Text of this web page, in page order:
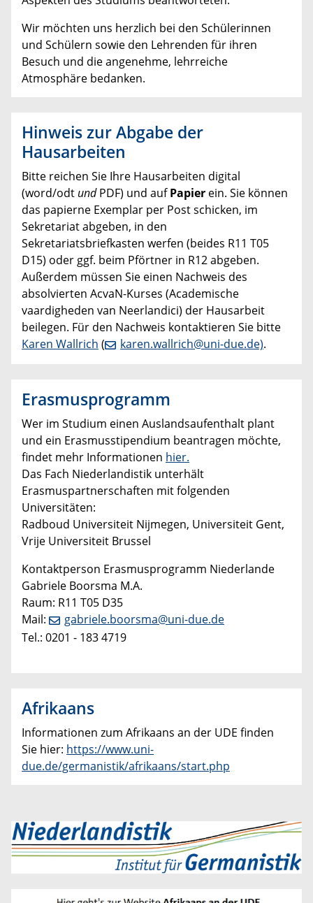
Wir möchten uns herzlich bei den Schülerinnen
und Schülern sowie den Lehrenden für ihren
Besuch und die angenehme, lehrreiche
Atmosphäre bedanken.
Hinweis zur Abgabe der
Hausarbeiten
Bitte reichen Sie Ihre Hausarbeiten digital
(word/odt undPDF) und aufPapier ein. Sie können
das papierne Exemplar per Post schicken, im
Sekretariat abgeben, in den
Sekretariatsbriefkasten werfen (beides R11 T05
D15) oder ggf. beim Pförtner in R12 abgeben.
Außerdem müssen Sie einen Nachweis des
absolvierten AcvaN-Kurses (Academische
vaardigheden van Neerlandici) der Hausarbeit
beilegen. Für den Nachweis kontaktieren Sie bitte
Karen Wallrich ( karen.wallrich@uni-due.de).
Erasmusprogramm
Wer im Studium einen Auslandsaufenthalt plant
und ein Erasmusstipendium beantragen möchte,
findet mehr Informationen hier.
Das Fach Niederlandistik unterhält
Erasmuspartnerschaften mit folgenden
Universitäten:
Radboud Universiteit Nijmegen, Universiteit Gent,
Vrije Universiteit Brussel
Kontaktperson Erasmusprogramm Niederlande
Gabriele Boorsma M.A.
Raum: R11 T05 D35
Mail:
gabriele.boorsma@uni-due.de
Tel.: 0201 - 183 4719
Afrikaans
Informationen zum Afrikaans an der UDE finden
Sie hier: https://www.uni-
due.de/germanistik/afrikaans/start.php